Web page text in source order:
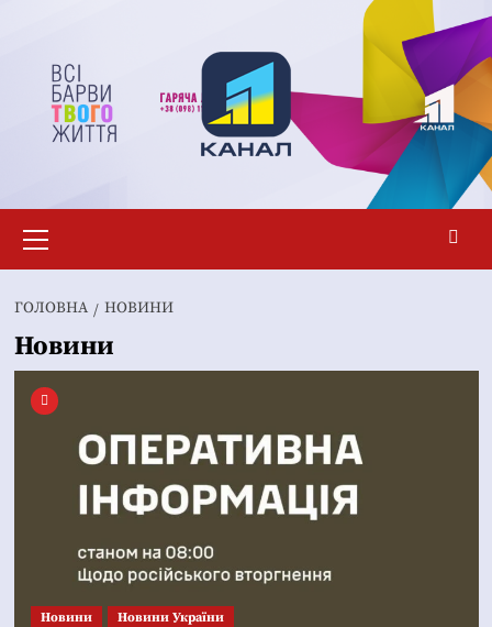
вмісту
меню
ГОЛОВНА НОВИНИ
Новини
Новини Новини України